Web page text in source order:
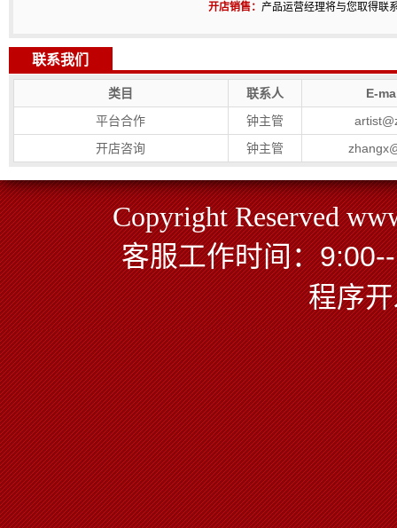
开店销售： 产品运营经理将与您取得联
联系我们
类目 联系人
E-
平台合作
钟主管
开店咨询
钟主管
Copyright Reserved
客服工作时间：
程序